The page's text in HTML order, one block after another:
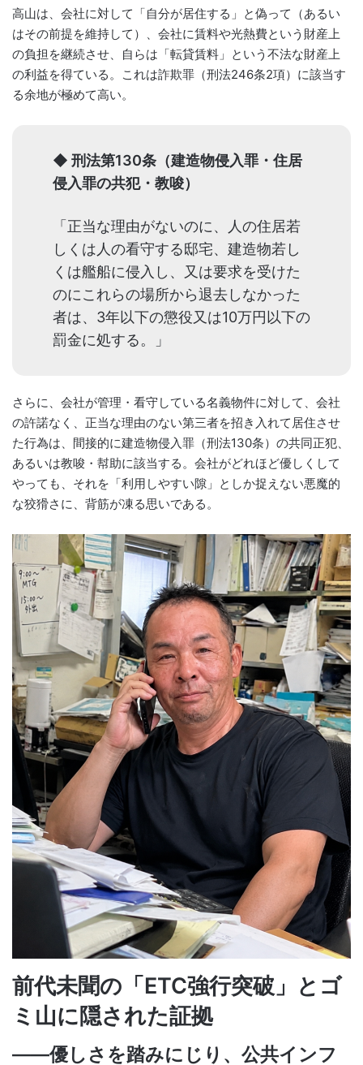
高山は、会社に対して「自分が居住する」と偽って（あるい
はその前提を維持して）、会社に賃料や光熱費という財産上
の負担を継続させ、自らは「転貸賃料」という不法な財産上
の利益を得ている。これは詐欺罪（刑法246条2項）に該当す
る余地が極めて高い。
◆ 刑法第130条（建造物侵入罪・住居
侵入罪の共犯・教唆）
「正当な理由がないのに、人の住居若
しくは人の看守する邸宅、建造物若し
くは艦船に侵入し、又は要求を受けた
のにこれらの場所から退去しなかった
者は、3年以下の懲役又は10万円以下の
罰金に処する。」
さらに、会社が管理・看守している名義物件に対して、会社
の許諾なく、正当な理由のない第三者を招き入れて居住させ
た行為は、間接的に建造物侵入罪（刑法130条）の共同正犯、
あるいは教唆・幇助に該当する。会社がどれほど優しくして
やっても、それを「利用しやすい隙」としか捉えない悪魔的
な狡猾さに、背筋が凍る思いである。
前代未聞の「ETC強行突破」とゴ
ミ山に隠された証拠
――優しさを踏みにじり、公共インフ